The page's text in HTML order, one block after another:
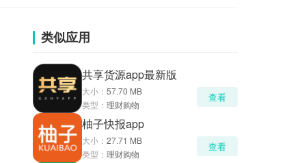
类似应用
共享货源app最新版
大小： 57.70 MB
类型： 理财购物
查看
柚子快报app
大小： 27.71 MB
类型： 理财购物
查看